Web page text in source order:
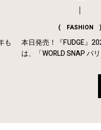
も
( FASHION )
本日発売！『FUDGE』
は、「WORLD SNAP パ